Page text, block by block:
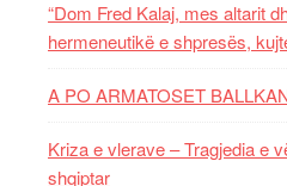
“Dom Fred Kalaj, mes altarit
hermeneutikë e shpresës,
A PO ARMATOSET
Kriza e vlerave – Tragjedia e
shqiptar